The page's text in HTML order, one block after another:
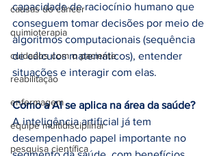
causas do câncer
quimioterapia
cuidados com o paciente
reabilitação
enfermagem
equipe multidisciplinar
pesquisa científica
capacidade de raciocínio humano que
conseguem tomar decisões por meio de
algoritmos computacionais (sequência
de cálculos matemáticos), entender
situações e interagir com elas.
Como a AI se aplica na área da saúde?
A inteligência artificial já tem
desempenhado papel importante no